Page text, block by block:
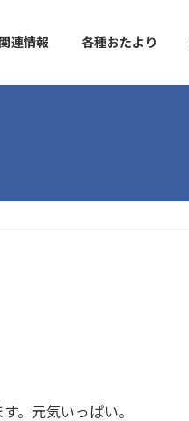
関連情報 各種おたより
。元気いっぱい。